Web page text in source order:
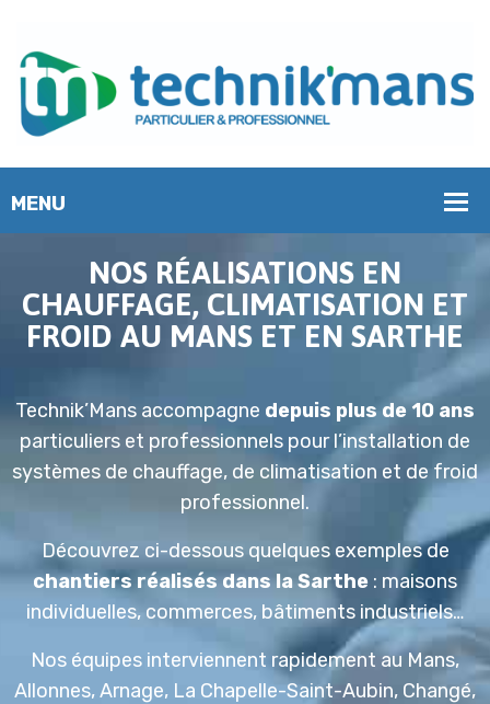
NOS RÉALISATIONS EN
CHAUFFAGE, CLIMATISATION ET
FROID AU MANS ET EN SARTHE
Technik’Mans accompagne depuis plus de 10 ans
particuliers et professionnels pour l’installation de
systèmes de chauffage, de climatisation et de froid
professionnel.
Découvrez ci-dessous quelques exemples de
chantiers réalisés dans la Sarthe : maisons
individuelles, commerces, bâtiments industriels…
Nos équipes interviennent rapidement au Mans,
Allonnes, Arnage, La Chapelle-Saint-Aubin, Changé,